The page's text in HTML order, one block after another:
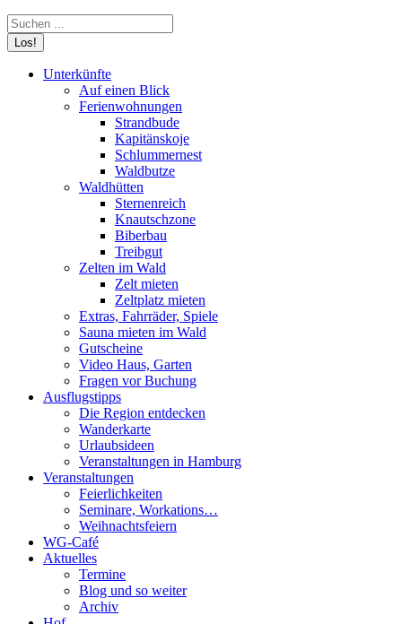
Search:
Unterkünfte
Auf einen Blick
Ferienwohnungen
Strandbude
Kapitänskoje
Schlummernest
Waldbutze
Waldhütten
Sternenreich
Knautschzone
Biberbau
Treibgut
Zelten im Wald
Zelt mieten
Zeltplatz mieten
Extras, Fahrräder, Spiele
Sauna mieten im Wald
Gutscheine
Video Haus, Garten
Fragen vor Buchung
Ausflugstipps
Die Region entdecken
Wanderkarte
Urlaubsideen
Veranstaltungen in Hamburg
Veranstaltungen
Feierlichkeiten
Seminare, Workations…
Weihnachtsfeiern
WG-Café
Aktuelles
Termine
Blog und so weiter
Archiv